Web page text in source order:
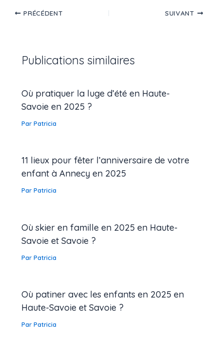
PRÉCÉDENT SUIVANT
Publications similaires
Où pratiquer la luge d’été en Haute-
Savoie en 2025 ?
ParPatricia
11 lieux pour fêter l’anniversaire de votre
enfant à Annecy en 2025
ParPatricia
Où skier en famille en 2025 en Haute-
Savoie et Savoie ?
ParPatricia
Où patiner avec les enfants en 2025 en
Haute-Savoie et Savoie ?
ParPatricia